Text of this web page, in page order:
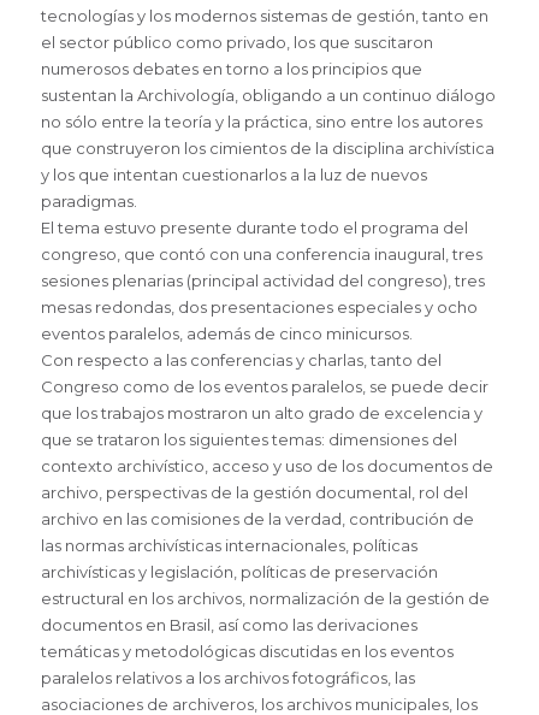
tecnologías y los modernos sistemas de gestión, tanto en
el sector público como privado, los que suscitaron
numerosos debates en torno a los principios que
sustentan la Archivología, obligando a un continuo diálogo
no sólo entre la teoría y la práctica, sino entre los autores
que construyeron los cimientos de la disciplina archivística
y los que intentan cuestionarlos a la luz de nuevos
paradigmas.
El tema estuvo presente durante todo el programa del
congreso, que contó con una conferencia inaugural, tres
sesiones plenarias (principal actividad del congreso), tres
mesas redondas, dos presentaciones especiales y ocho
eventos paralelos, además de cinco minicursos.
Con respecto a las conferencias y charlas, tanto del
Congreso como de los eventos paralelos, se puede decir
que los trabajos mostraron un alto grado de excelencia y
que se trataron los siguientes temas: dimensiones del
contexto archivístico, acceso y uso de los documentos de
archivo, perspectivas de la gestión documental, rol del
archivo en las comisiones de la verdad, contribución de
las normas archivísticas internacionales, políticas
archivísticas y legislación, políticas de preservación
estructural en los archivos, normalización de la gestión de
documentos en Brasil, así como las derivaciones
temáticas y metodológicas discutidas en los eventos
paralelos relativos a los archivos fotográficos, las
asociaciones de archiveros, los archivos municipales, los